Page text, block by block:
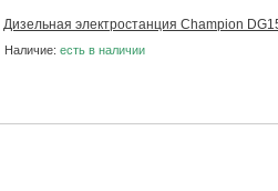
Дизельная электростанция Champion
Наличие: есть в наличии